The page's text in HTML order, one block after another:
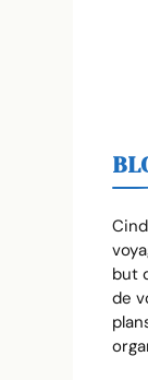
but
de